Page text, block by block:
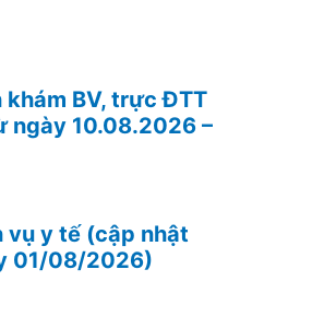
BV, trực ĐTT
ngày 10.08.2026 –
vụ y tế (cập nhật
01/08/2026)